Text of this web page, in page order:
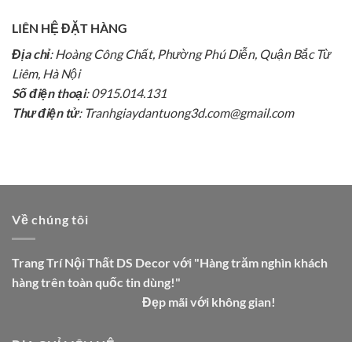
LIÊN HỆ ĐẶT HÀNG
Địa chỉ: Hoàng Công Chất, Phường Phú Diễn, Quận Bắc Từ
Liêm, Hà Nội
Số điện thoại: 0915.014.131
Thư điện tử: Tranhgiaydantuong3d.com@gmail.com
Về chúng tôi
Trang Trí Nội Thất DS Decor với "Hàng trăm nghìn khách
hàng trên toàn quốc tin dùng!"
Đẹp mãi với không gian!